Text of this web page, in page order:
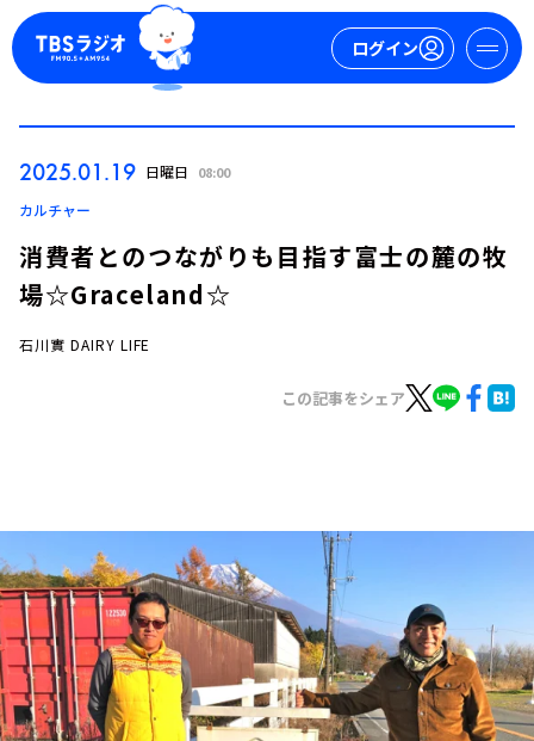
ログイン
お知らせ
イベント・グッズ
YouTube
会社情報
2025.01.19 日曜日 08:00
カルチャー
消費者とのつながりも目指す富士の麓の牧
場☆Graceland☆
石川實 DAIRY LIFE
この記事をシェア